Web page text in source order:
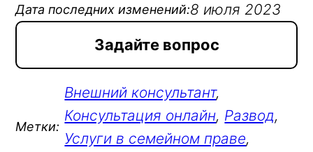
Дата последних изменений:8 июля 2023
Задайте вопрос
Метки:
Внешний консультант
Консультация онлайн, Развод
Услуги в семейном праве